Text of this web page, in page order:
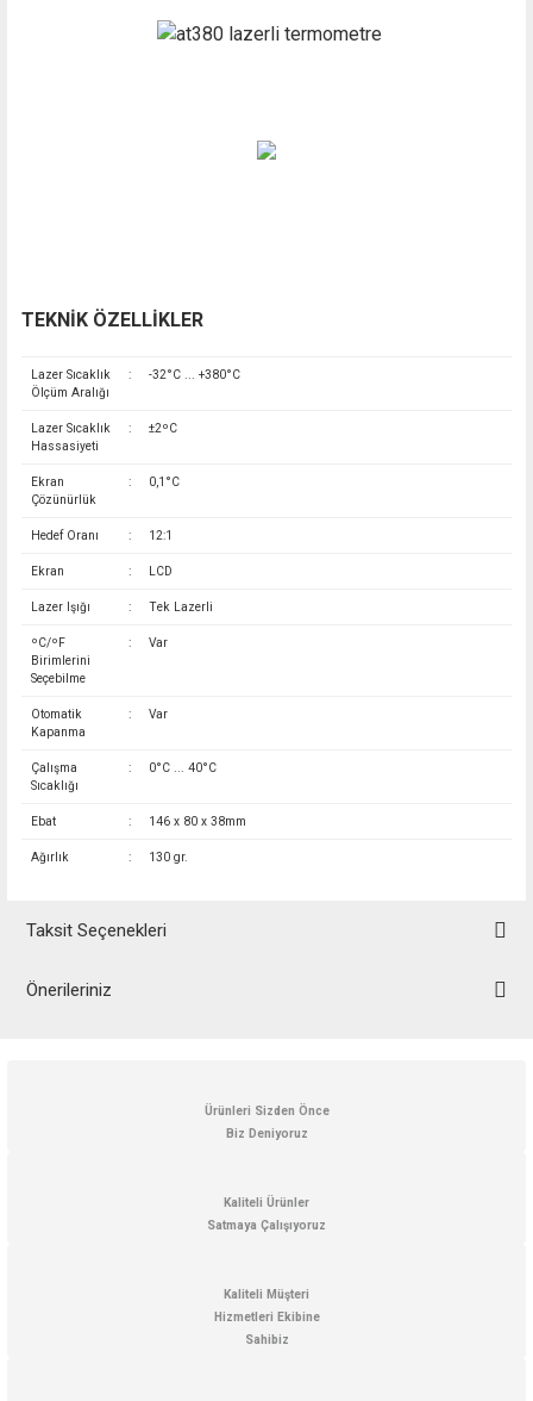
TEKNİK ÖZELLİKLER
Lazer Sıcaklık
Ölçüm Aralığı
: -32°C ... +380°C
Lazer Sıcaklık
Hassasiyeti
: ±2ºC
Ekran
Çözünürlük
: 0,1°C
Hedef Oranı : 12:1
Ekran : LCD
Lazer Işığı : Tek Lazerli
ºC/ºF
Birimlerini
Seçebilme
: Var
Otomatik
Kapanma
: Var
Çalışma
Sıcaklığı
: 0°C ... 40°C
Ebat : 146 x 80 x 38mm
Ağırlık : 130 gr.
Taksit Seçenekleri
Önerileriniz
Görüş ve önerileriniz için teşekkür ederiz.
Ürün açıklamasında eksik bilgiler bulunuyor.
Ürün bilgilerinde hatalar bulunuyor.
Bu ürüne benzer farklı alternatifler olmalı.
Ürünleri Sizden Önce
Biz Deniyoruz
Kaliteli Ürünler
Satmaya Çalışıyoruz
Kaliteli Müşteri
Hizmetleri Ekibine
Sahibiz